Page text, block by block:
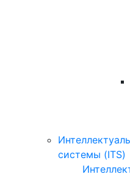
системы (ITS)